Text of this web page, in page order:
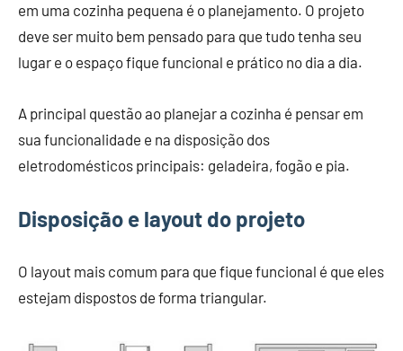
em uma cozinha pequena é o planejamento. O projeto
deve ser muito bem pensado para que tudo tenha seu
lugar e o espaço fique funcional e prático no dia a dia.
A principal questão ao planejar a cozinha é pensar em
sua funcionalidade e na disposição dos
eletrodomésticos principais: geladeira, fogão e pia.
Disposição e layout do projeto
O layout mais comum para que fique funcional é que eles
estejam dispostos de forma triangular.